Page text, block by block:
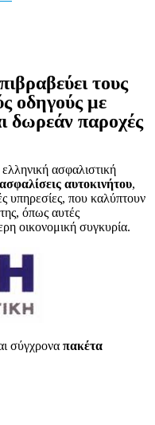
τους
οδηγούς με
δωρεάν παροχές
ασφαλιστική
ασφαλίσεις αυτοκινήτου,
υπηρεσίες, που καλύπτουν
όπως αυτές
οικονομική συγκυρία.
σύγχρονα πακέτα